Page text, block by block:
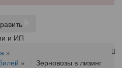
и ИП
»
» Зерновозы в лизинг